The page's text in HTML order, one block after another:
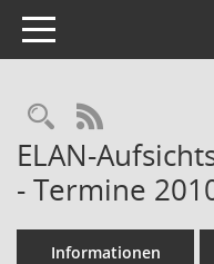
Toggle navigation
RSS-Feed
ELAN-
- Termine
Informationen